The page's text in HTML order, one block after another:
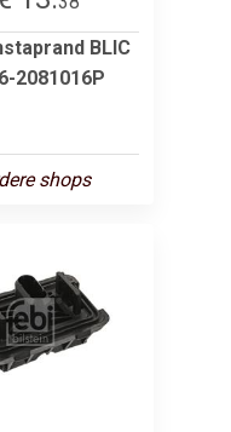
BLIC
2081016P
shops